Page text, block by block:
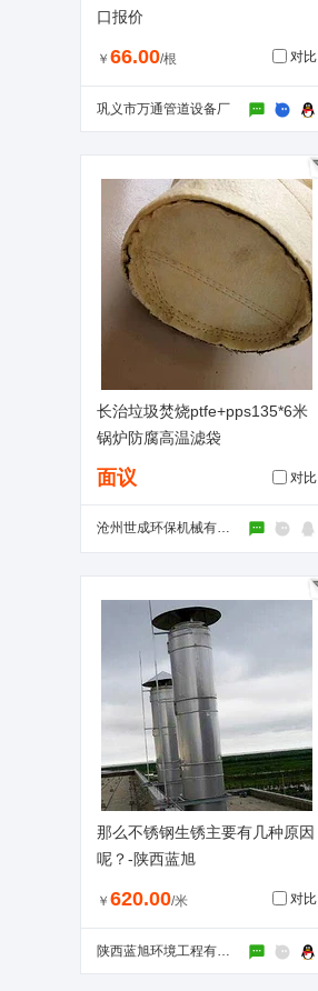
口报价
￥ 66.00/根 对比
巩义市万通管道设备厂
长治垃圾焚烧ptfe+pps135*6米
锅炉防腐高温滤袋
面议 对比
沧州世成环保机械有限公司
那么不锈钢生锈主要有几种原因
呢？-陕西蓝旭
￥ 620.00/米 对比
陕西蓝旭环境工程有限公司